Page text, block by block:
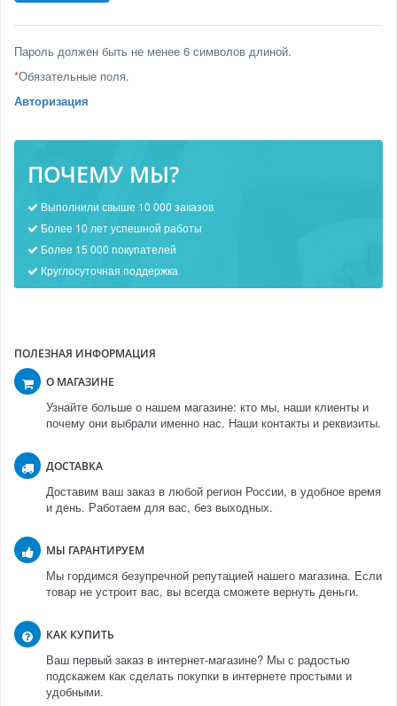
Пароль должен быть не менее 6 символов длиной.
*Обязательные поля.
Авторизация
ПОЧЕМУ МЫ?
Выполнили свыше 10 000 заказов
Более 10 лет успешной работы
Более 15 000 покупателей
Круглосуточная поддержка
ПОЛЕЗНАЯ ИНФОРМАЦИЯ
О МАГАЗИНЕ
Узнайте больше о нашем магазине: кто мы, наши клиенты и
почему они выбрали именно нас. Наши контакты и реквизиты.
ДОСТАВКА
Доставим ваш заказ в любой регион России, в удобное время
и день. Работаем для вас, без выходных.
МЫ ГАРАНТИРУЕМ
Мы гордимся безупречной репутацией нашего магазина. Если
товар не устроит вас, вы всегда сможете вернуть деньги.
КАК КУПИТЬ
Ваш первый заказ в интернет-магазине? Мы с радостью
подскажем как сделать покупки в интернете простыми и
удобными.